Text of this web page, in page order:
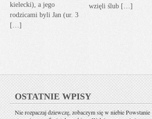
kielecki), a jego
rodzicami byli Jan (ur. 3
[…]
wzięli ślub […]
OSTATNIE WPISY
Nie rozpaczaj dziewczę, zobaczym się w niebie Powstanie